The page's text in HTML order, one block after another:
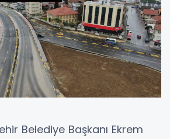
Belediye Başkanı Ekrem